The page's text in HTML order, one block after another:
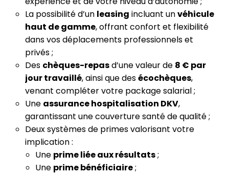
La possibilité d’un leasing incluant unvéhicule
haut de gamme, offrant confort et flexibilité
dans vos déplacements professionnels et
privés ;
Des chèques-repasd’une valeur de 8 € par
jour travaillé, ainsi que desécochèques,
venant compléter votre package salarial ;
Une assurance hospitalisation DKV,
garantissant une couverture santé de qualité ;
Deux systèmes de primes valorisant votre
implication :
Une prime liée aux résultats;
Une prime bénéficiaire;